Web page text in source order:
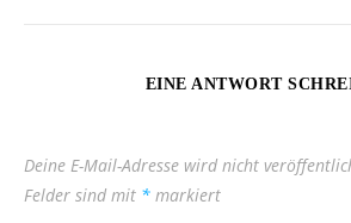
EINE ANTWORT
Deine E-Mail-Adresse wird nicht
Felder sind mit * markiert